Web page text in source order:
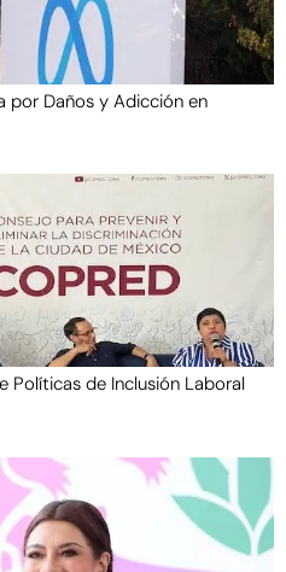
por Daños y Adicción en
de Inclusión Laboral